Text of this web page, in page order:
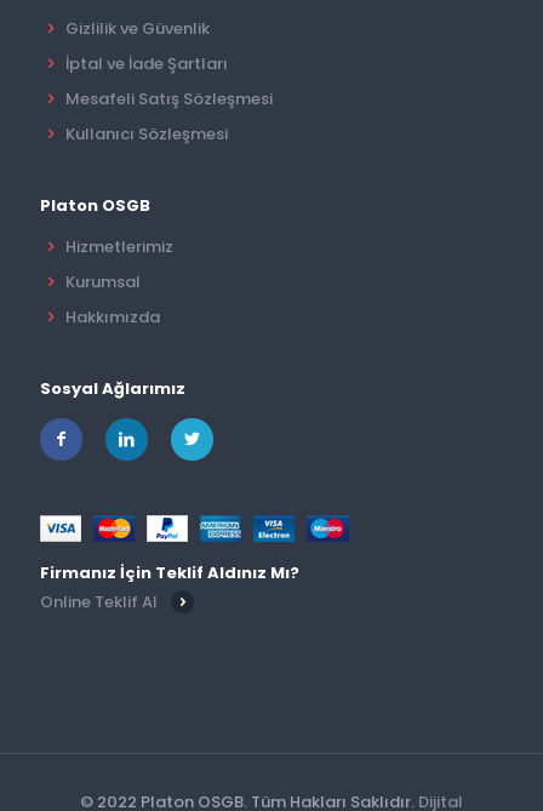
Gizlilik ve Güvenlik
İptal ve İade Şartları
Mesafeli Satış Sözleşmesi
Kullanıcı Sözleşmesi
Platon OSGB
Hizmetlerimiz
Kurumsal
Hakkımızda
Sosyal Ağlarımız
Firmanız İçin Teklif Aldınız Mı?
Online Teklif Al
© 2022 Platon OSGB. Tüm Hakları Saklıdır. Dijital